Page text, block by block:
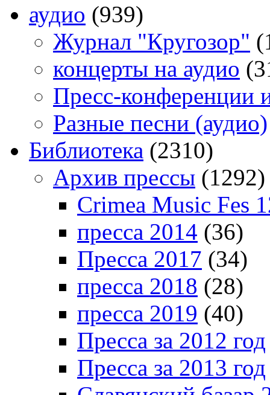
аудио (939)
Журнал "Кругозор"
концерты на аудио
Пресс-конференции
Разные песни (аудио)
Библиотека (2310)
Архив прессы (1292)
Crimea Music Fes
пресса 2014 (36)
Пресса 2017 (34)
пресса 2018 (28)
пресса 2019 (40)
Пресса за 2012 год
Пресса за 2013 год